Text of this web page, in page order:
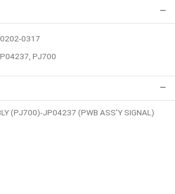
0202-0317
PJ700
(PJ700)-JP04237 (PWB ASS'Y SIGNAL)